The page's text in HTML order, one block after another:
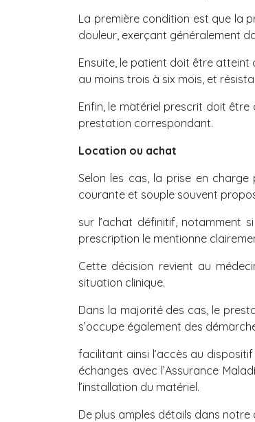
La première condition est que la
douleur, exerçant généralement
Ensuite, le patient doit être atteint
au moins trois à six mois, et
Enfin, le matériel prescrit doit être
prestation correspondant.
Location ou achat
Selon les cas, la prise en
courante et souple souvent
sur l’achat définitif, notamment
prescription le mentionne
Cette décision revient au
situation clinique.
Dans la majorité des cas, le
s’occupe également des
facilitant ainsi l’accès au
échanges avec l’Assurance
l’installation du matériel.
De plus amples détails dans notre